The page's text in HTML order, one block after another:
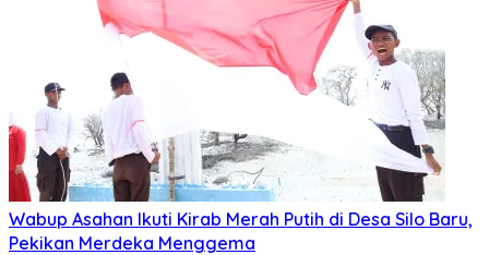
Wabup Asahan Ikuti Kirab Merah Putih di Desa Silo Baru,
Pekikan Merdeka Menggema